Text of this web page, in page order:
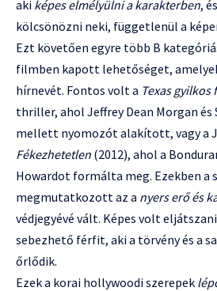
aki képes elmélyülni a karakterben,
kölcsönözni neki, függetlenül a
Ezt követően egyre több B
filmben kapott lehetőséget,
hírnevét. Fontos volt a Texas gyilkos
thriller, ahol Jeffrey Dean Morgan
mellett nyomozót alakított, vagy a
Fékezhetetlen (2012), ahol a
Howardot formálta meg. Ezekben a
megmutatkozott az a nyers erő és
védjegyévé vált. Képes volt
sebezhető férfit, aki a törvény és a
őrlődik.
Ezek a korai hollywoodi szerepek